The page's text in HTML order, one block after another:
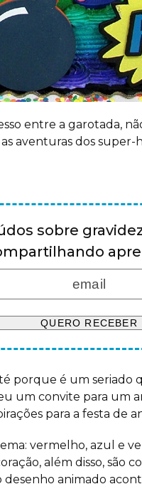
entre a garotada,
aventuras dos super-
sobre
porque é um seriado
um convite para um
para a festa de
vermelho, azul e
além disso, são
animado